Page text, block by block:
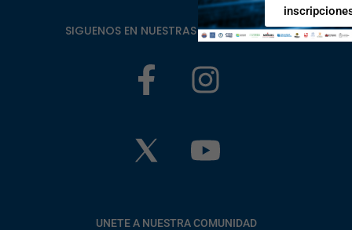
SIGUENOS EN NUESTRAS REDES SOCIALES
UNETE A NUESTRA COMUNIDAD